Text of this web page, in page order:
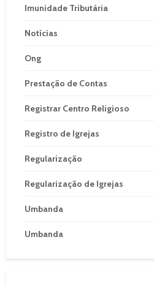
Imunidade Tributária
Notícias
Ong
Prestação de Contas
Registrar Centro Religioso
Registro de Igrejas
Regularização
Regularização de Igrejas
Umbanda
Umbanda